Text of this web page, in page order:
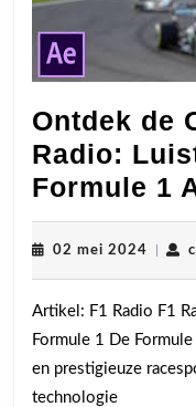
Ontdek de
Radio:
Formule 1
02 mei 2024 02
Artikel: F1 Radio F1
Formule 1 De
en prestigieuze
technologie